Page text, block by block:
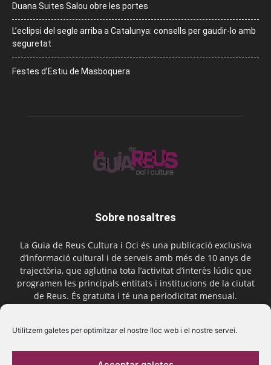
Utilitzem galetes per optimitzar el nostre lloc web i el nostre servei.
Duana Suites Salou obre les portes
L’eclipsi del segle arriba a Catalunya: consells per gaudir-lo amb
seguretat
Festes d’Estiu de Masboquera
Sobre nosaltres
La Guia de Reus Cultura i Oci és una publicació exclusiva
d’informació cultural i de serveis amb més de 10 anys de
trajectòria, que aglutina tota l’activitat d’interès lúdic que
programen les principals entitats i institucions de la ciutat
de Reus. És gratuïta i té una periodicitat mensual.